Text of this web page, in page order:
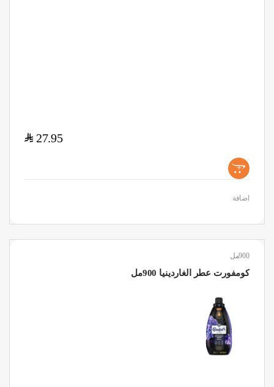
27.95
$
+
اضافة
900مل
كومفورت عطر الغاردينيا 900مل